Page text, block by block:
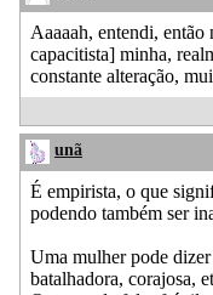
Aaaaah, entendi, então
capacitista] minha,
constante alteração,
unã
É empirista, o que
podendo também ser
Uma mulher pode
batalhadora, corajosa,